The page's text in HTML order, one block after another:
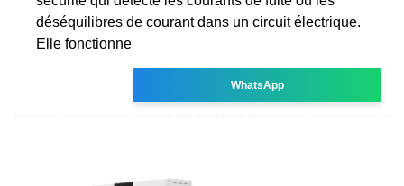
déséquilibres de courant dans un circuit électrique.
Elle fonctionne
WhatsApp